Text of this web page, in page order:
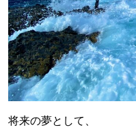
将来の夢として、